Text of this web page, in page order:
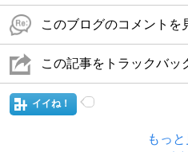
このブログのコメントを
この記事をトラックバッ
イイね！
もっ